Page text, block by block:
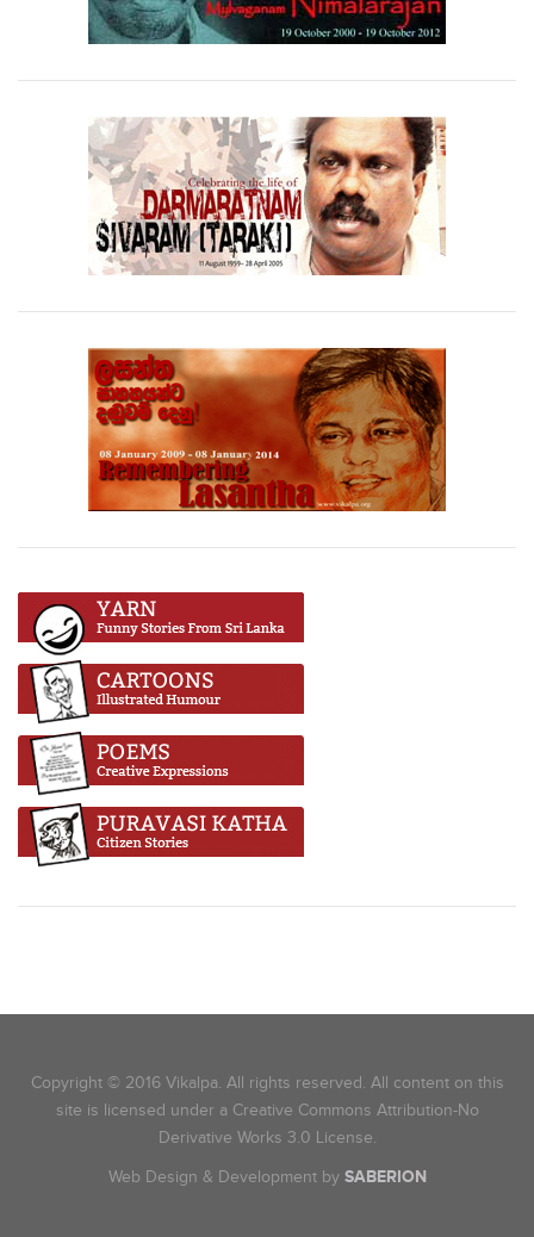
Copyright © 2016 Vikalpa. All rights reserved. All content on this
site is licensed under a Creative Commons Attribution-No
Derivative Works 3.0 License.
Web Design & Development by SABERION